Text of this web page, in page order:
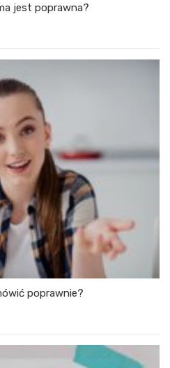
jest poprawna?
poprawnie?